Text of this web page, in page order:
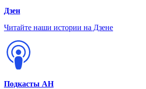
Дзен
Читайте наши истории на Дзене
Подкасты АН